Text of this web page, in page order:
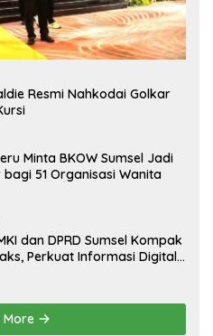
Resmi Nahkodai Golkar
Minta BKOW Sumsel Jadi
51 Organisasi Wanita
dan DPRD Sumsel Kompak
Perkuat Informasi Digital
More